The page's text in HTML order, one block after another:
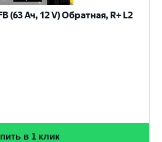
(63 Ач, 12 V) Обратная, R+ L2
в 1 клик